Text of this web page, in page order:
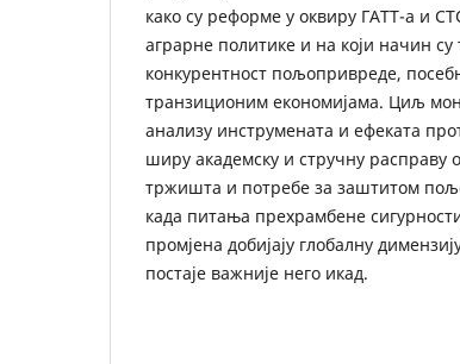
како су реформе у оквиру ГАТТ-а и
аграрне политике и на који начин
конкурентност пољопривреде,
транзиционим економијама. Циљ
анализу инструмената и ефеката
ширу академску и стручну расправу
тржишта и потребе за заштитом
када питања прехрамбене
промјена добијају глобалну
постаје важније него икад.